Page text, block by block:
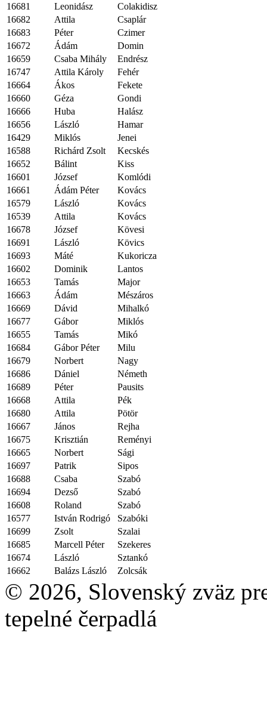
16681
Leonidász
Colakidisz
16682
Attila
Csaplár
16683
Péter
Czimer
16672
Ádám
Domin
16659
Csaba Mihály
Endrész
16747
Attila Károly
Fehér
16664
Ákos
Fekete
16660
Géza
Gondi
16666
Huba
Halász
16656
László
Hamar
16429
Miklós
Jenei
16588
Richárd Zsolt
Kecskés
16652
Bálint
Kiss
16601
József
Komlódi
16661
Ádám Péter
Kovács
16579
László
Kovács
16539
Attila
Kovács
16678
József
Kövesi
16691
László
Kövics
16693
Máté
Kukoricza
16602
Dominik
Lantos
16653
Tamás
Major
16663
Ádám
Mészáros
16669
Dávid
Mihalkó
16677
Gábor
Miklós
16655
Tamás
Mikó
16684
Gábor Péter
Milu
16679
Norbert
Nagy
16686
Dániel
Németh
16689
Péter
Pausits
16668
Attila
Pék
16680
Attila
Pötör
16667
János
Rejha
16675
Krisztián
Reményi
16665
Norbert
Sági
16697
Patrik
Sipos
16688
Csaba
Szabó
16694
Dezső
Szabó
16608
Roland
Szabó
16577
István Rodrigó
Szabóki
16699
Zsolt
Szalai
16685
Marcell Péter
Szekeres
16674
László
Sztankó
16662
Balázs László Zolcsák
© 2026, Slovenský zväz
tepelné čerpadlá